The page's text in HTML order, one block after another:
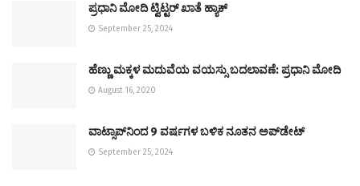
ಪ್ರಧಾನಿ ಮೋದಿ ಟ್ವಿಟ್ಟರ್‌ ಖಾತೆ ಹ್ಯಾಕ್‌
September 25, 2024
ಹೆಣ್ಣು ಮಕ್ಕಳ ಮದುವೆಯ ವಯಸ್ಸು ಬದಲಾವಣೆ: ಪ್ರಧಾನಿ ಮೋದಿ
August 16, 2020
ವಾಟ್ಸಾಪ್‌ನಿಂದ 9 ವರ್ಷಗಳ ಬಳಿಕ ನೂತನ ಅಪ್‌ಡೇಟ್‌
September 25, 2024